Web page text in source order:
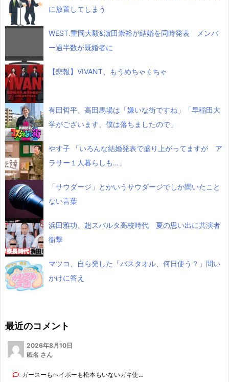
に放置してしまう
WEST.重岡大毅&濵田崇裕が結婚を同時発表 メンバ
ー過半数が既婚者に
【悲報】VIVANT、もうめちゃくちゃ
有田哲平、高田馬場は「嫌いな街ですね」「早稲田大
学がございます、僕は落ちましたので」
やす子 「いろんな結婚発表で盛り上がってますが ア
ラサー１人暮らしも…」
「サウダージ」とかいうサウダージでしか聞いたこと
ない言葉
浜田雅功、超スパルタ高校時代 夏の思い出に共演者
衝撃
マツコ、自ら発した「バスタオル、何日使う？」問い
かけに答え
最近のコメント
2026年8月10日
匿名 さん
ガースーもヘイポーも松本もいないガキ使…